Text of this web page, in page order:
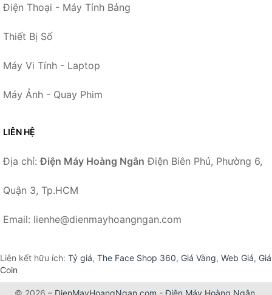
Điện Thoại - Máy Tính Bảng
Thiết Bị Số
Máy Vi Tính - Laptop
Máy Ảnh - Quay Phim
LIÊN HỆ
Địa chỉ:Điện Máy Hoàng Ngân Điện Biên Phủ, Phường 6,
Quận 3, Tp.HCM
Email: lienhe@dienmayhoangngan.com
Liên kết hữu ích: Tỷ giá, The Face Shop 360, Giá Vàng, Web Giá, Giá
Coin
© 2026 – DienMayHoangNgan.com -Điện Máy Hoàng Ngân